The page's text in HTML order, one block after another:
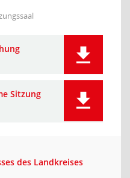
Sitzung
des Landkreises